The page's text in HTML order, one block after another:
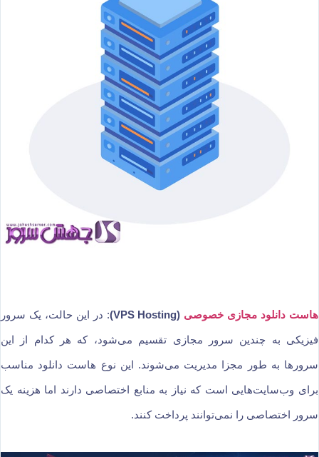
هاست دانلود مجازی خصوصی (VPS Hosting) : در این حالت، یک سرور
فیزیکی به چندین سرور مجازی تقسیم می‌شود، که هر کدام از این
سرورها به طور مجزا مدیریت می‌شوند. این نوع هاست دانلود مناسب
برای وب‌سایت‌هایی است که نیاز به منابع اختصاصی دارند اما هزینه یک
سرور اختصاصی را نمی‌توانند پرداخت کنند.